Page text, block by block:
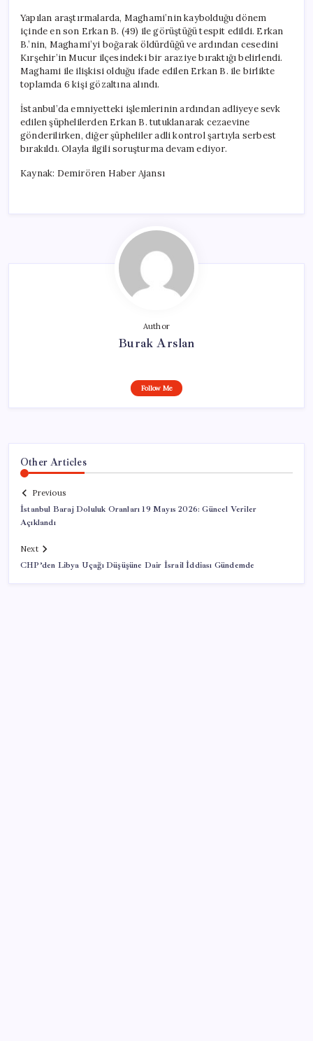
Yapılan araştırmalarda, Maghami’nin kaybolduğu dönem
içinde en son Erkan B. (49) ile görüştüğü tespit edildi. Erkan
B.’nin, Maghami’yi boğarak öldürdüğü ve ardından cesedini
Kırşehir’in Mucur ilçesindeki bir araziye bıraktığı belirlendi.
Maghami ile ilişkisi olduğu ifade edilen Erkan B. ile birlikte
toplamda 6 kişi gözaltına alındı.
İstanbul’da emniyetteki işlemlerinin ardından adliyeye sevk
edilen şüphelilerden Erkan B. tutuklanarak cezaevine
gönderilirken, diğer şüpheliler adli kontrol şartıyla serbest
bırakıldı. Olayla ilgili soruşturma devam ediyor.
Kaynak: Demirören Haber Ajansı
Author
Burak Arslan
Follow Me
Other Articles
Previous
İstanbul Baraj Doluluk Oranları 19 Mayıs 2026: Güncel Veriler
Açıklandı
Next
CHP’den Libya Uçağı Düşüşüne Dair İsrail İddiası Gündemde